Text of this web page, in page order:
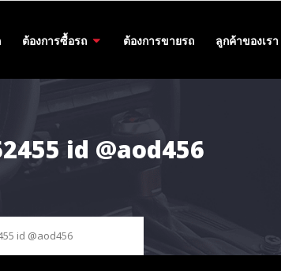
ต้องการซื้อรถ ต้องการขายรถ ลูกค้าของเรา
id @aod456
id @aod456